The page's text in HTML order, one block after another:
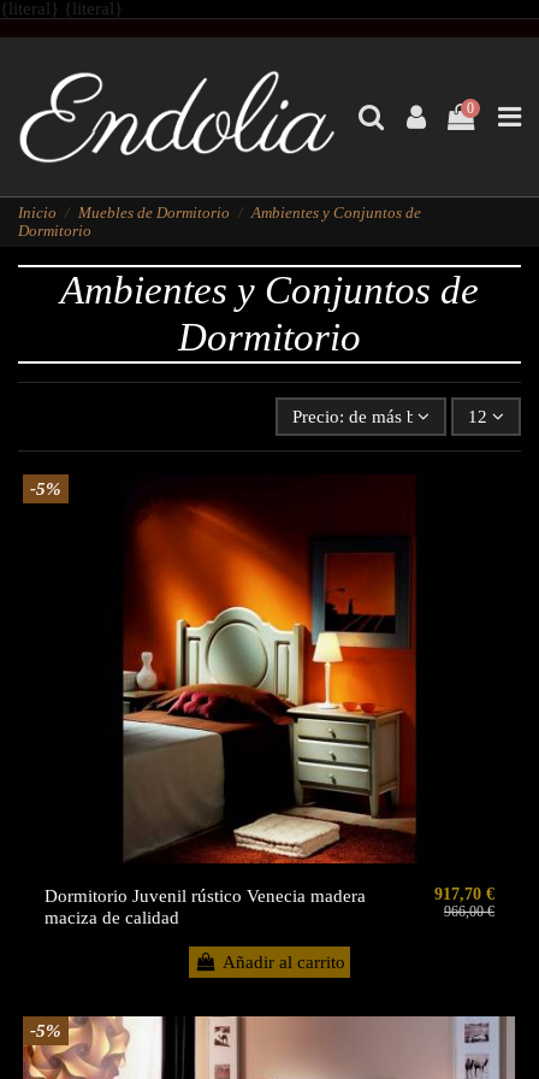
{literal} {literal}
0
Inicio Muebles de Dormitorio
Ambientes y Conjuntos de
Dormitorio
Ambientes y Conjuntos de
Dormitorio
Precio: de más bajo a más alto
12
-5%
Dormitorio Juvenil rústico Venecia madera
maciza de calidad
917,70 €
966,00 €
Añadir al carrito
-5%